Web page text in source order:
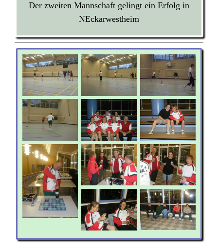
Der zweiten Mannschaft gelingt ein Erfolg in
NEckarwestheim